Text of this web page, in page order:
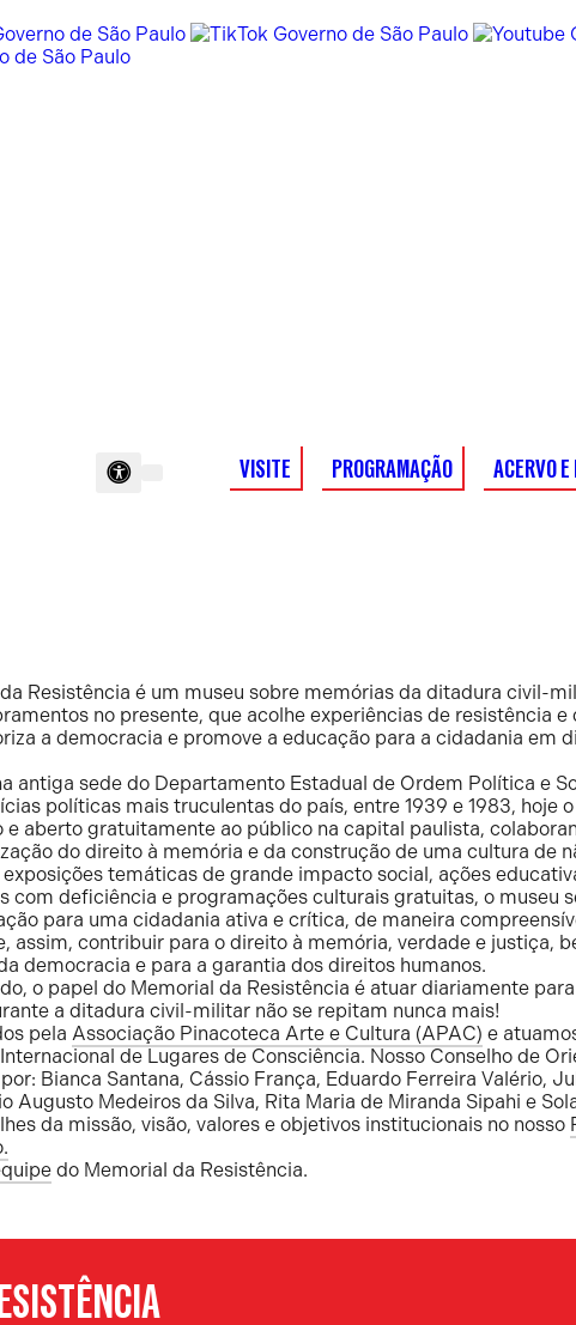
VISITE PROGRAMAÇÃO ACERVO
Resistência é um museu sobre memórias da ditadura civil-
no presente, que acolhe experiências de resistência e
a democracia e promove a educação para a cidadania em
antiga sede do Departamento Estadual de Ordem Política e
políticas mais truculentas do país, entre 1939 e 1983, hoje
e aberto gratuitamente ao público na capital paulista,
do direito à memória e da construção de uma cultura de
temáticas de grande impacto social, ações
com deficiência e programações culturais gratuitas, o museu
para uma cidadania ativa e crítica, de maneira
assim, contribuir para o direito à memória, verdade e justiça,
democracia e para a garantia dos direitos humanos.
o papel do Memorial da Resistência é atuar diariamente
a ditadura civil-militar não se repitam nunca mais!
pela Associação Pinacoteca Arte e Cultura (APAC) e
de Lugares de Consciência. Nosso Conselho de
Bianca Santana, Cássio França, Eduardo Ferreira Valério,
Augusto Medeiros da Silva, Rita Maria de Miranda Sipahi e
da missão, visão, valores e objetivos institucionais no nosso
do Memorial da Resistência.